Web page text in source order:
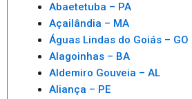
Abaetetuba – PA
Açailândia – MA
Águas Lindas do Goiás – GO
Alagoinhas – BA
Aldemiro Gouveia – AL
Aliança – PE